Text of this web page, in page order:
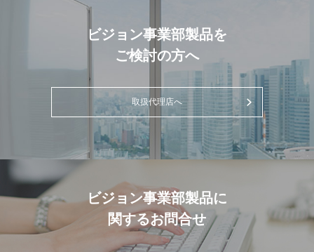
ビジョン事業部製品を
ご検討の方へ
取扱代理店へ
ビジョン事業部製品に
関するお問合せ